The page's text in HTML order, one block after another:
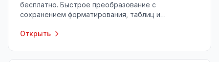
бесплатно. Быстрое преобразование с
сохранением форматирования, таблиц и
Открыть